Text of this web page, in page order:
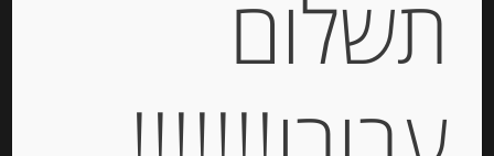
יחידות
תשלום